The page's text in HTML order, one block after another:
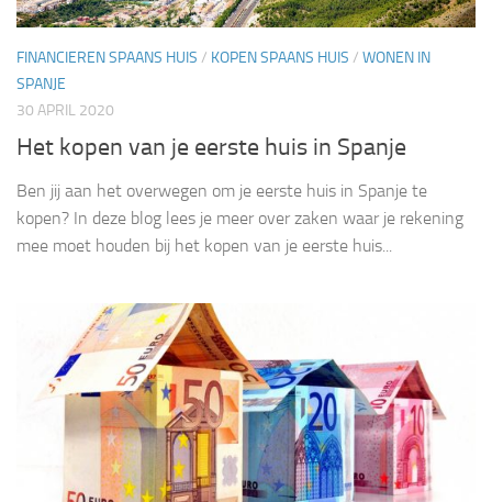
FINANCIEREN SPAANS HUIS / KOPEN SPAANS HUIS / WONEN IN
SPANJE
30 APRIL 2020
Het kopen van je eerste huis in Spanje
Ben jij aan het overwegen om je eerste huis in Spanje te
kopen? In deze blog lees je meer over zaken waar je rekening
mee moet houden bij het kopen van je eerste huis...